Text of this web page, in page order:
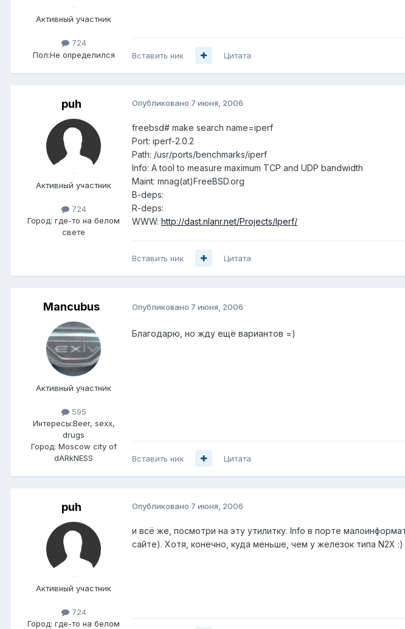
Активный участник
724
Пол:Не определился Вставить ник Цитата
puh
Активный участник
724
Город: где-то на белом
свете
Опубликовано 7 июня, 2006
freebsd# make search name=iperf
Port: iperf-2.0.2
Path: /usr/ports/benchmarks/iperf
Info: A tool to measure maximum TCP and UDP bandwidth
Maint: mnag(at)FreeBSD.org
B-deps:
R-deps:
WWW: http://dast.nlanr.net/Projects/Iperf/
Вставить ник Цитата
Mancubus
Активный участник
595
Интересы:Beer, sexx,
drugs
Город: Moscow city of
dARkNESS
Опубликовано 7 июня, 2006
Благодарю, но жду ещё вариантов =)
Вставить ник Цитата
puh
Активный участник
724
Город: где-то на белом
Опубликовано 7 июня, 2006
и всё же, посмотри на эту утилитку. Info в порте
сайте). Хотя, конечно, куда меньше, чем у железок типа N2X :)